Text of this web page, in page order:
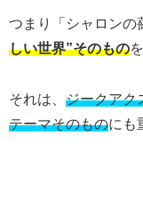
つまり「シャロンの
しい世界”そのもの
それは、 ジークアク
テーマそのものにも